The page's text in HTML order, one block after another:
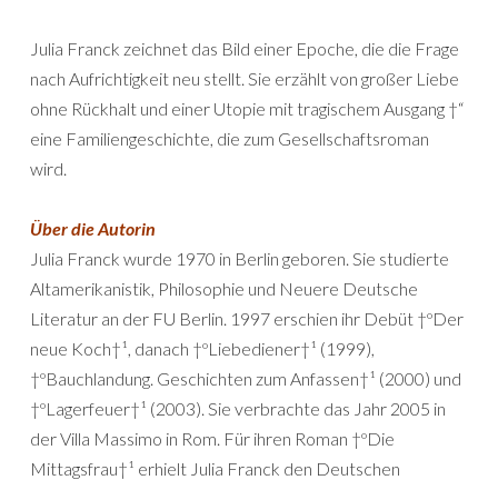
Julia Franck zeichnet das Bild einer Epoche, die die Frage
nach Aufrichtigkeit neu stellt. Sie erzählt von großer Liebe
ohne Rückhalt und einer Utopie mit tragischem Ausgang †“
eine Familiengeschichte, die zum Gesellschaftsroman
wird.
Über die Autorin
Julia Franck wurde 1970 in Berlin geboren. Sie studierte
Altamerikanistik, Philosophie und Neuere Deutsche
Literatur an der FU Berlin. 1997 erschien ihr Debüt †ºDer
neue Koch†¹, danach †ºLiebediener†¹ (1999),
†ºBauchlandung. Geschichten zum Anfassen†¹ (2000) und
†ºLagerfeuer†¹ (2003). Sie verbrachte das Jahr 2005 in
der Villa Massimo in Rom. Für ihren Roman †ºDie
Mittagsfrau†¹ erhielt Julia Franck den Deutschen